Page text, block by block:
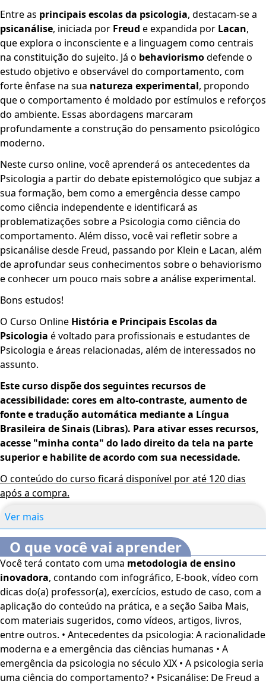
Entre as principais escolas da psicologia, destacam-se a
psicanálise, iniciada por Freud e expandida por Lacan,
que explora o inconsciente e a linguagem como centrais
na constituição do sujeito. Já o behaviorismodefende o
estudo objetivo e observável do comportamento, com
forte ênfase na sua natureza experimental, propondo
que o comportamento é moldado por estímulos e reforços
do ambiente. Essas abordagens marcaram
profundamente a construção do pensamento psicológico
moderno.
Neste curso online, você aprenderá os antecedentes da
Psicologia a partir do debate epistemológico que subjaz a
sua formação, bem como a emergência desse campo
como ciência independente e identificará as
problematizações sobre a Psicologia como ciência do
comportamento. Além disso, você vai refletir sobre a
psicanálise desde Freud, passando por Klein e Lacan, além
de aprofundar seus conhecimentos sobre o behaviorismo
e conhecer um pouco mais sobre a análise experimental.
Bons estudos!
O Curso Online História e Principais Escolas da
Psicologia é voltado para profissionais e estudantes de
Psicologia e áreas relacionadas, além de interessados no
assunto.
Este curso dispõe dos seguint­­es recursos de
acessibilidade: cores em alto-contraste, aumento de
fonte e tradução automática mediante a Língua
Brasileira de Sinais (Libras). Para ativar esses recursos,
acesse "minha conta" do lado direito da tela na parte
superior e habilite de acordo com sua necessidade.
O conteúdo do curso ficará disponível por até 120 dias
após a compra.
Ver mais
O que você vai aprender
Você terá contato com uma metodologia de ensino
inovadora, contando com infográfico, E-book, vídeo com
dicas do(a) professor(a), exercícios, estudo de caso, com a
aplicação do conteúdo na prática, e a seção Saiba Mais,
com materiais sugeridos, como vídeos, artigos, livros,
entre outros. • Antecedentes da psicologia: A racionalidade
moderna e a emergência das ciências humanas • A
emergência da psicologia no século XIX • A psicologia seria
uma ciência do comportamento? • Psicanálise: De Freud a